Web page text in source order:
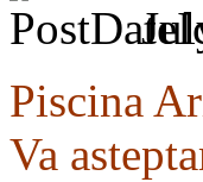
Piscina
Va